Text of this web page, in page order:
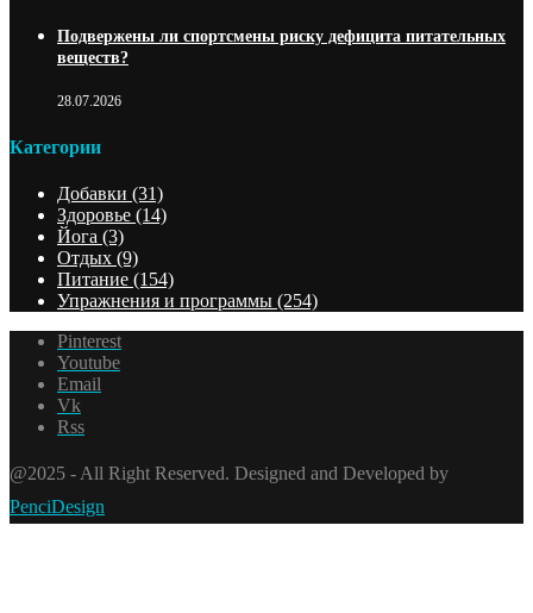
Подвержены ли спортсмены риску дефицита питательных
веществ?
28.07.2026
Категории
Добавки (31)
Здоровье (14)
Йога (3)
Отдых (9)
Питание (154)
Упражнения и программы (254)
Pinterest
Youtube
Email
Vk
Rss
@2025 - All Right Reserved. Designed and Developed by
PenciDesign